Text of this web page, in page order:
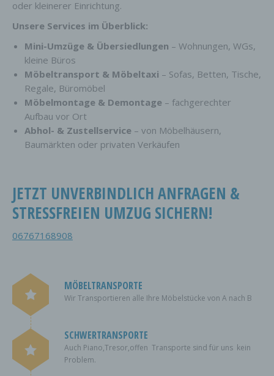
oder kleinerer Einrichtung.
Unsere Services im Überblick:
Mini-Umzüge & Übersiedlungen – Wohnungen, WGs,
kleine Büros
Möbeltransport & Möbeltaxi – Sofas, Betten, Tische,
Regale, Büromöbel
Möbelmontage & Demontage – fachgerechter
Aufbau vor Ort
Abhol- & Zustellservice – von Möbelhäusern,
Baumärkten oder privaten Verkäufen
JETZT UNVERBINDLICH ANFRAGEN &
STRESSFREIEN UMZUG SICHERN!
06767168908
MÖBELTRANSPORTE
Wir Transportieren alle Ihre Möbelstücke von A nach B
SCHWERTRANSPORTE
Auch Piano,Tresor,offen Transporte sind für uns kein
Problem.